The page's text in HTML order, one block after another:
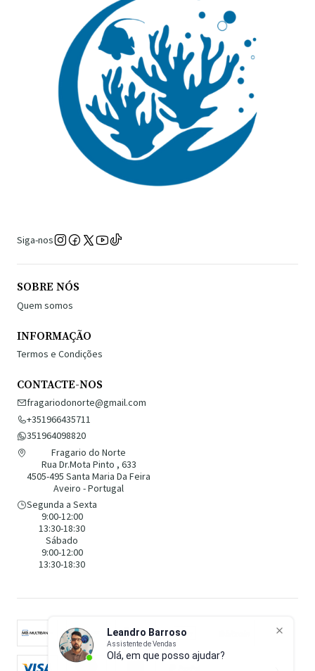
Leandro Barroso
Assistente de Vendas
Olá, em que posso ajudar?
Siga-nos
SOBRE NÓS
Quem somos
INFORMAÇÃO
Termos e Condições
CONTACTE-NOS
fragariodonorte@gmail.com
+351966435711
351964098820
Fragario do Norte
Rua Dr.Mota Pinto , 633
4505-495 Santa Maria Da Feira
Aveiro - Portugal
Segunda a Sexta
9:00-12:00
13:30-18:30
Sábado
9:00-12:00
13:30-18:30